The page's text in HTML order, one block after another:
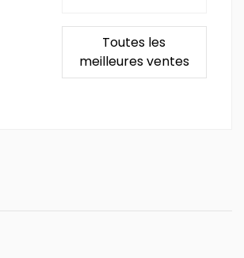
Toutes les
meilleures ventes